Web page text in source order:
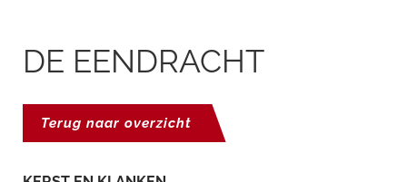
DE EENDRACHT
Terug naar overzicht